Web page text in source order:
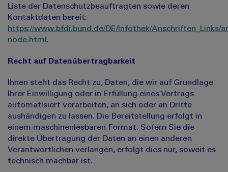
Liste der Datenschutzbeauftragten sowie deren
Kontaktdaten bereit:
https://www.bfdi.bund.de/DE/Infothek/Anschriften_Links/
node.html .
Recht auf Datenübertragbarkeit
Ihnen steht das Recht zu, Daten, die wir auf Grundlage
Ihrer Einwilligung oder in Erfüllung eines Vertrags
automatisiert verarbeiten, an sich oder an Dritte
aushändigen zu lassen. Die Bereitstellung erfolgt in
einem maschinenlesbaren Format. Sofern Sie die
direkte Übertragung der Daten an einen anderen
Verantwortlichen verlangen, erfolgt dies nur, soweit es
technisch machbar ist.